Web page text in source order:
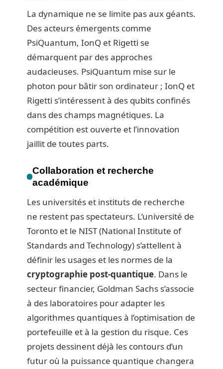
La dynamique ne se limite pas aux géants.
Des acteurs émergents comme
PsiQuantum, IonQ et Rigetti se
démarquent par des approches
audacieuses. PsiQuantum mise sur le
photon pour bâtir son ordinateur ; IonQ et
Rigetti s’intéressent à des qubits confinés
dans des champs magnétiques. La
compétition est ouverte et l’innovation
jaillit de toutes parts.
Collaboration et recherche
académique
Les universités et instituts de recherche
ne restent pas spectateurs. L’université de
Toronto et le NIST (National Institute of
Standards and Technology) s’attellent à
définir les usages et les normes de la
cryptographie post-quantique. Dans le
secteur financier, Goldman Sachs s’associe
à des laboratoires pour adapter les
algorithmes quantiques à l’optimisation de
portefeuille et à la gestion du risque. Ces
projets dessinent déjà les contours d’un
futur où la puissance quantique changera